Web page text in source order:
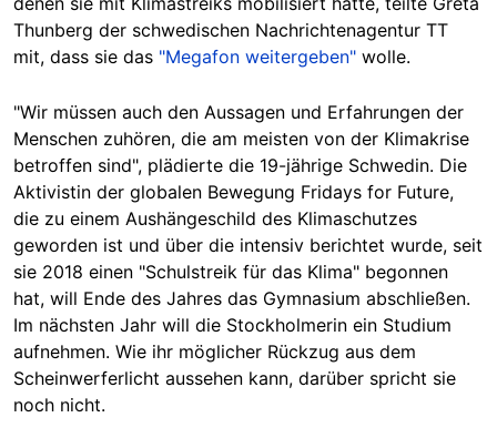
Thunberg der schwedischen Nachrichtenagentur TT
mit, dass sie das "Megafon weitergeben" wolle.
"Wir müssen auch den Aussagen und Erfahrungen der
Menschen zuhören, die am meisten von der Klimakrise
betroffen sind", plädierte die 19-jährige Schwedin. Die
Aktivistin der globalen Bewegung Fridays for Future,
die zu einem Aushängeschild des Klimaschutzes
geworden ist und über die intensiv berichtet wurde, seit
sie 2018 einen "Schulstreik für das Klima" begonnen
hat, will Ende des Jahres das Gymnasium abschließen.
Im nächsten Jahr will die Stockholmerin ein Studium
aufnehmen. Wie ihr möglicher Rückzug aus dem
Scheinwerferlicht aussehen kann, darüber spricht sie
noch nicht.